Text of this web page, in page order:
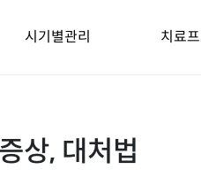
시기별관리 치료
상, 대처법